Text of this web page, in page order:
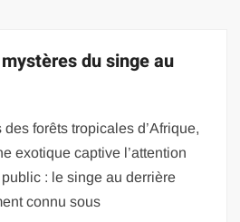
du singe au
forêts tropicales d’Afrique,
exotique captive l’attention
: le singe au derrière
connu sous